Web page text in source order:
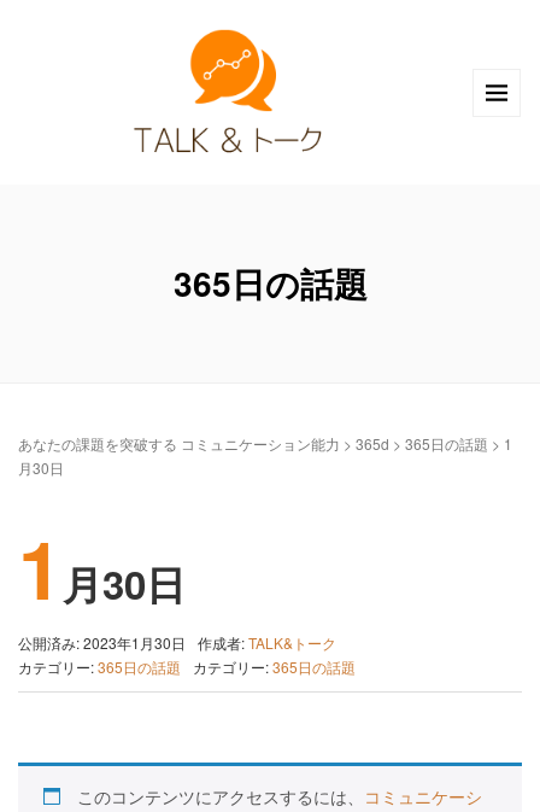
365日の話題
あなたの課題を突破する コミュニケーション能力 > 365d > 365日の話題 > 1
月30日
1 月30日
公開済み: 2023年1月30日 作成者:TALK&トーク
カテゴリー:365日の話題 カテゴリー:365日の話題
このコンテンツにアクセスするには、 コミュニケーシ